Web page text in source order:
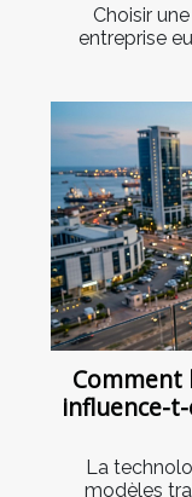
Choisir
entreprise
Comment
influence-
La
modèles